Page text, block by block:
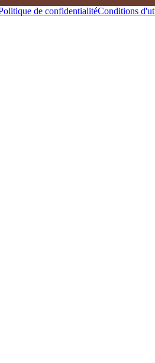
de confidentialitéConditions